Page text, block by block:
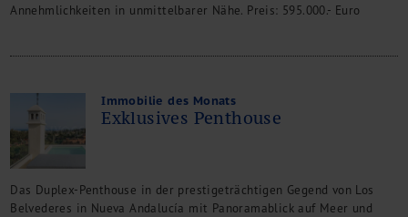
Annehmlichkeiten in unmittelbarer Nähe. Preis: 595.000.- Euro
Immobilie des Monats
Exklusives Penthouse
Das Duplex-Penthouse in der prestigeträchtigen Gegend von Los
Belvederes in Nueva Andalucía mit Panoramablick auf Meer und